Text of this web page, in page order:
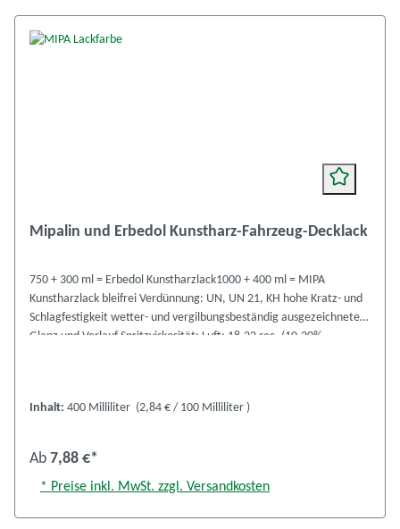
Mipalin und Erbedol Kunstharz-Fahrzeug-Decklack
750 + 300 ml = Erbedol Kunstharzlack1000 + 400 ml = MIPA
Kunstharzlack bleifrei Verdünnung: UN, UN 21, KH hohe Kratz- und
Schlagfestigkeit wetter- und vergilbungsbeständig ausgezeichneter
Glanz und Verlauf Spritzviskosität: Luft: 18-22 sec. (10-20%
bei 20° C: staubtrocken: 30-60 min griffest: 6 - 8 Stunden voll
Stück 300 + 400 ml = Spraydosen = Kartoninhalt 12 Stück
Inhalt: 400 Milliliter (2,84 € / 100 Milliliter )
Ab 7,88 €*
* Preise inkl. MwSt. zzgl. Versandkosten